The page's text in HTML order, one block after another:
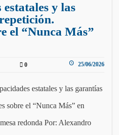
y las
el “Nunca Más”
0 25/06/2026
estatales y las garantías
sobre el “Nunca Más” en
redonda Por: Alexandro